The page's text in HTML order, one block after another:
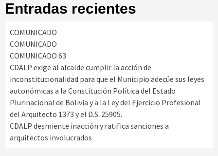
Entradas recientes
COMUNICADO
COMUNICADO
COMUNICADO 63
CDALP exige al alcalde cumplir la acción de
inconstitucionalidad para que el Municipio adecúe sus leyes
autonómicas a la Constitución Política del Estado
Plurinacional de Bolivia y a la Ley del Ejercicio Profesional
del Arquitecto 1373 y el D.S. 25905.
CDALP desmiente inacción y ratifica sanciones a
arquitectos involucrados